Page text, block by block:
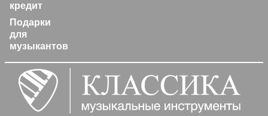
кредит
Подарки
для
музыкантов